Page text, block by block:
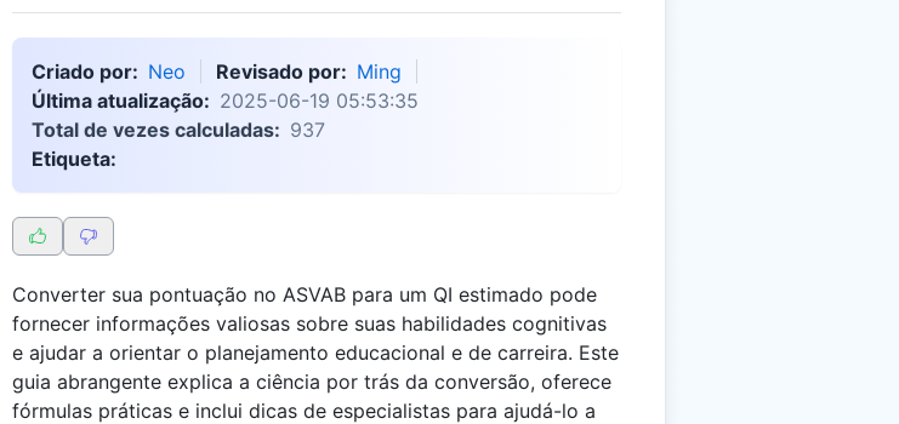
Criado por: Neo Revisado por: Ming
Última atualização: 2025-06-19 05:53:35
Total de vezes calculadas: 937
Etiqueta:
Converter sua pontuação no ASVAB para um QI estimado pode
fornecer informações valiosas sobre suas habilidades cognitivas
e ajudar a orientar o planejamento educacional e de carreira. Este
guia abrangente explica a ciência por trás da conversão, oferece
fórmulas práticas e inclui dicas de especialistas para ajudá-lo a